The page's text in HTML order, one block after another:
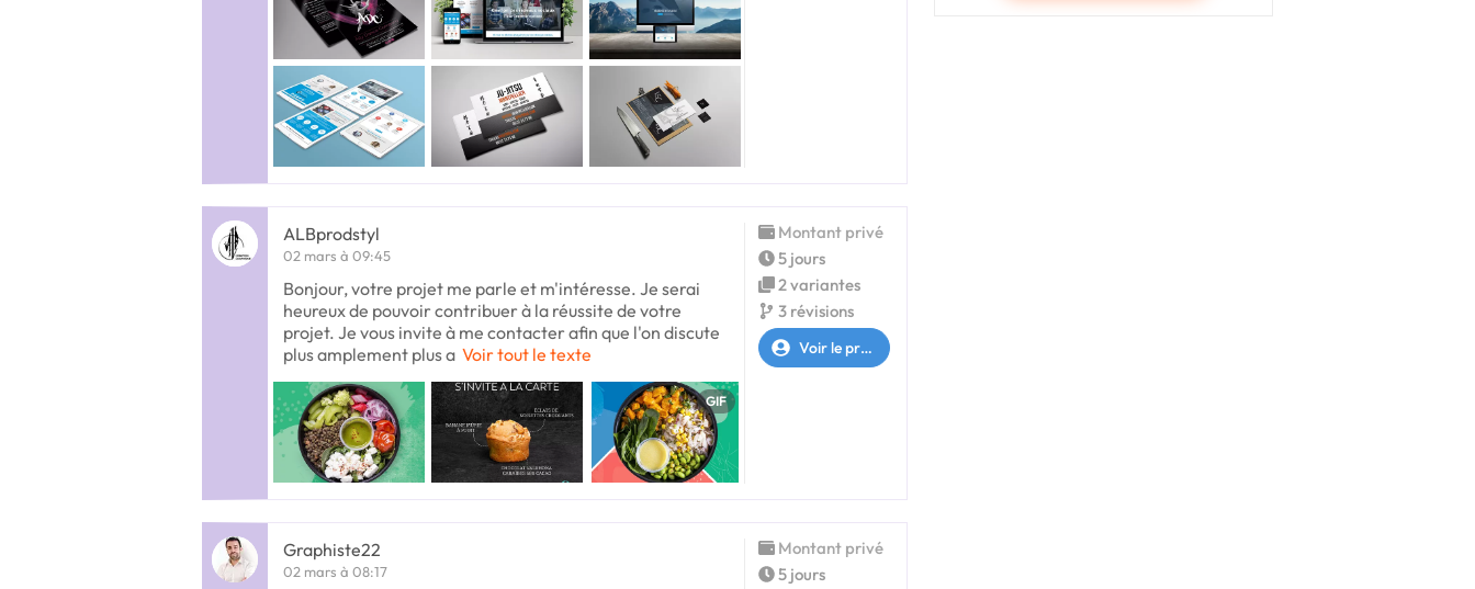
ALBprodstyl
02 mars à 09:45
Bonjour, votre projet me parle et m'intéresse. Je serai
heureux de pouvoir contribuer à la réussite de votre
projet. Je vous invite à me contacter afin que l'on discute
plus amplement plus a Voir tout le texte
GIF
Montant privé
5 jours
2 variantes
3 révisions
Voir le profil
Graphiste22
02 mars à 08:17
Montant privé
5 jours